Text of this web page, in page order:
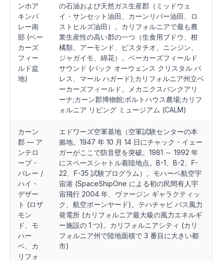
ンホア
キンバ
レー南
部 (ベー
カーズ
フィー
ルド盆
地)
の石油および天然ガス生産郡（ミッドウェ
イ・サンセット油田、カーンリバー油田、ロ
ストヒルズ油田）。カリフォルニアで最も農
業生産性の高い郡の一つ（生食用ブドウ、柑
橘類、アーモンド、ピスタチオ、ニンジン、
ジャガイモ、綿花）。ベーカーズフィールド
サウンド (バック オーウェンス クリスタル パ
レス、マール ハガード);カリフォルニア州立ベ
ーカーズフィールド。メカニクスバンクアリ
ーナ;カーン郡博物館;ボルトハウス農場;カリフ
ォルニア リビング ミュージアム (CALM)
カーン
郡 — ア
ンテロ
ープ・
バレー /
ハイ・
デザー
ト (ロザ
モン
ド、モ
ハー
ベ、カ
リフォ
エドワーズ空軍基地（空軍試験センターの本
拠地。1947 年 10 月 14 日にチャック・イェー
ガーがここで防音壁を突破。1981 ～ 1992 年
にスペースシャトル着陸地点。B-1、B-2、F-
22、F-35 試験プログラム）。モハーベ航空宇
宙港 (SpaceShipOne による初の民間有人宇
宙飛行 2004 年、ヴァージン ギャラクティッ
ク、航空ボーンヤード)。テハチャピ パス風力
発電所 (カリフォルニア最大級の風力エネルギ
ー施設の 1 つ)。カリフォルニアシティ (カリ
フォルニア州で陸地面積で 3 番目に大きい都
市)